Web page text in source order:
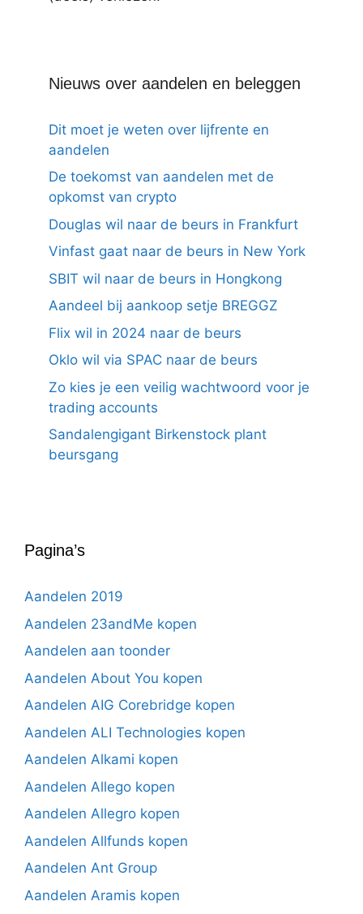
Nieuws over aandelen en beleggen
Dit moet je weten over lijfrente en
aandelen
De toekomst van aandelen met de
opkomst van crypto
Douglas wil naar de beurs in Frankfurt
Vinfast gaat naar de beurs in New York
SBIT wil naar de beurs in Hongkong
Aandeel bij aankoop setje BREGGZ
Flix wil in 2024 naar de beurs
Oklo wil via SPAC naar de beurs
Zo kies je een veilig wachtwoord voor je
trading accounts
Sandalengigant Birkenstock plant
beursgang
Pagina’s
Aandelen 2019
Aandelen 23andMe kopen
Aandelen aan toonder
Aandelen About You kopen
Aandelen AIG Corebridge kopen
Aandelen ALI Technologies kopen
Aandelen Alkami kopen
Aandelen Allego kopen
Aandelen Allegro kopen
Aandelen Allfunds kopen
Aandelen Ant Group
Aandelen Aramis kopen